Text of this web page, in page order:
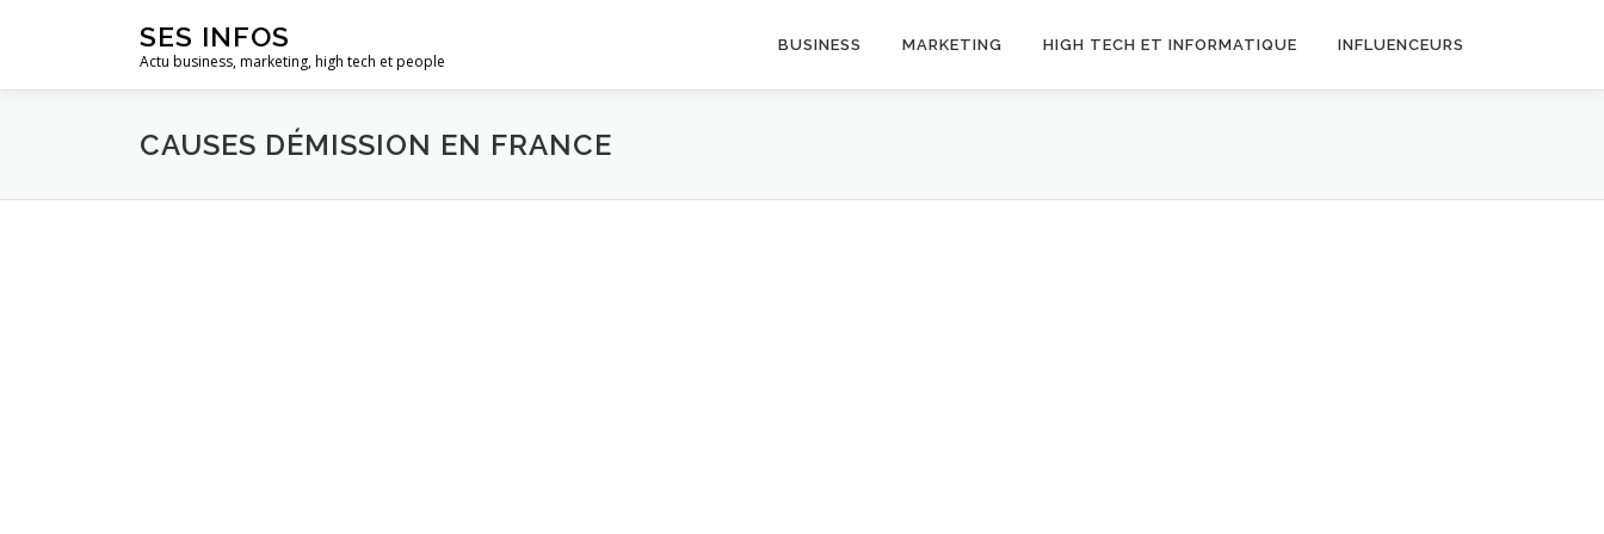
SES INFOS
Actu business, marketing, high tech et people
BUSINESS MARKETING HIGH TECH ET INFORMATIQUE INFLUENCEURS
CAUSES DÉMISSION EN FRANCE